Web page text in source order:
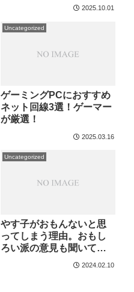
2025.10.01
Uncategorized
ゲーミングPCにおすすめ
ネット回線3選！ゲーマー
が厳選！
2025.03.16
Uncategorized
やす子がおもんないと思
ってしまう理由。おもし
ろい派の意見も聞いてみ
2024.02.10